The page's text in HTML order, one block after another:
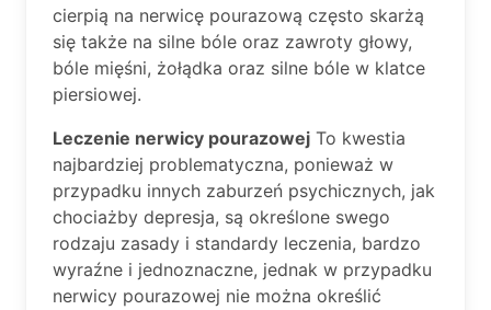
cierpią na nerwicę pourazową często skarżą
się także na silne bóle oraz zawroty głowy,
bóle mięśni, żołądka oraz silne bóle w klatce
piersiowej.
Leczenie nerwicy pourazowej To kwestia
najbardziej problematyczna, ponieważ w
przypadku innych zaburzeń psychicznych, jak
chociażby depresja, są określone swego
rodzaju zasady i standardy leczenia, bardzo
wyraźne i jednoznaczne, jednak w przypadku
nerwicy pourazowej nie można określić